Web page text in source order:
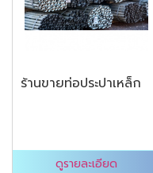
ร้านขายท่อประปาเหล็ก
ดูรายละเอียด